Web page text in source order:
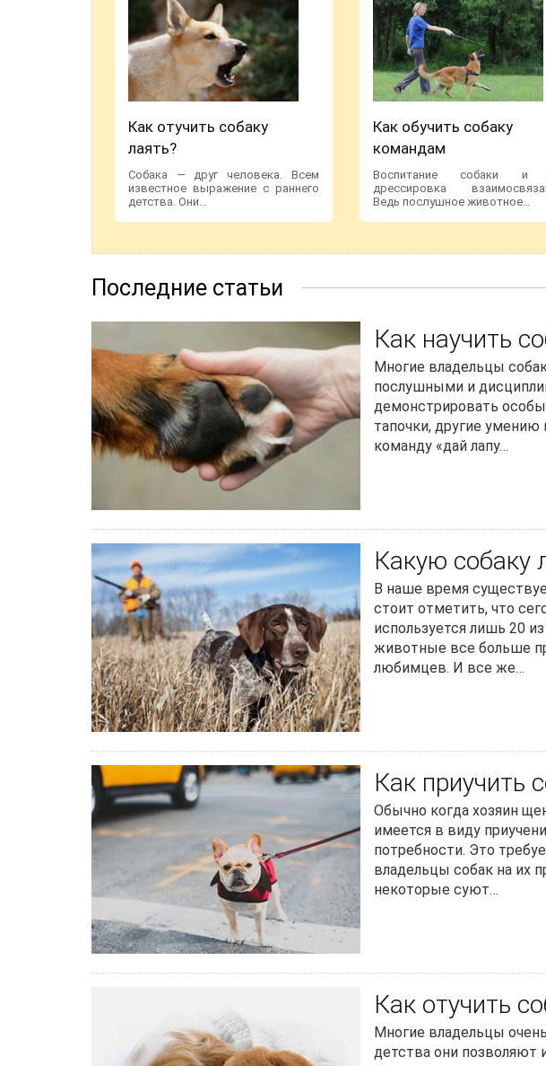
Как отучить собаку
лаять?
Собака — друг человека. Всем
известное выражение с раннего
детства. Они…
Как обучить собаку
командам
Воспитание собаки и
дрессировка
Ведь послушное животное…
Последние статьи
Как научить
Многие владельцы
послушными и
демонстрировать
тапочки, другие умению
команду «дай лапу…
Какую собаку
В наше время
стоит отметить, что
используется лишь 20
животные все больше
любимцев. И все же…
Как приучить
Обычно когда хозяин
имеется в виду
потребности. Это
владельцы собак на их
некоторые суют…
Как отучить
Многие владельцы
детства они позволяют